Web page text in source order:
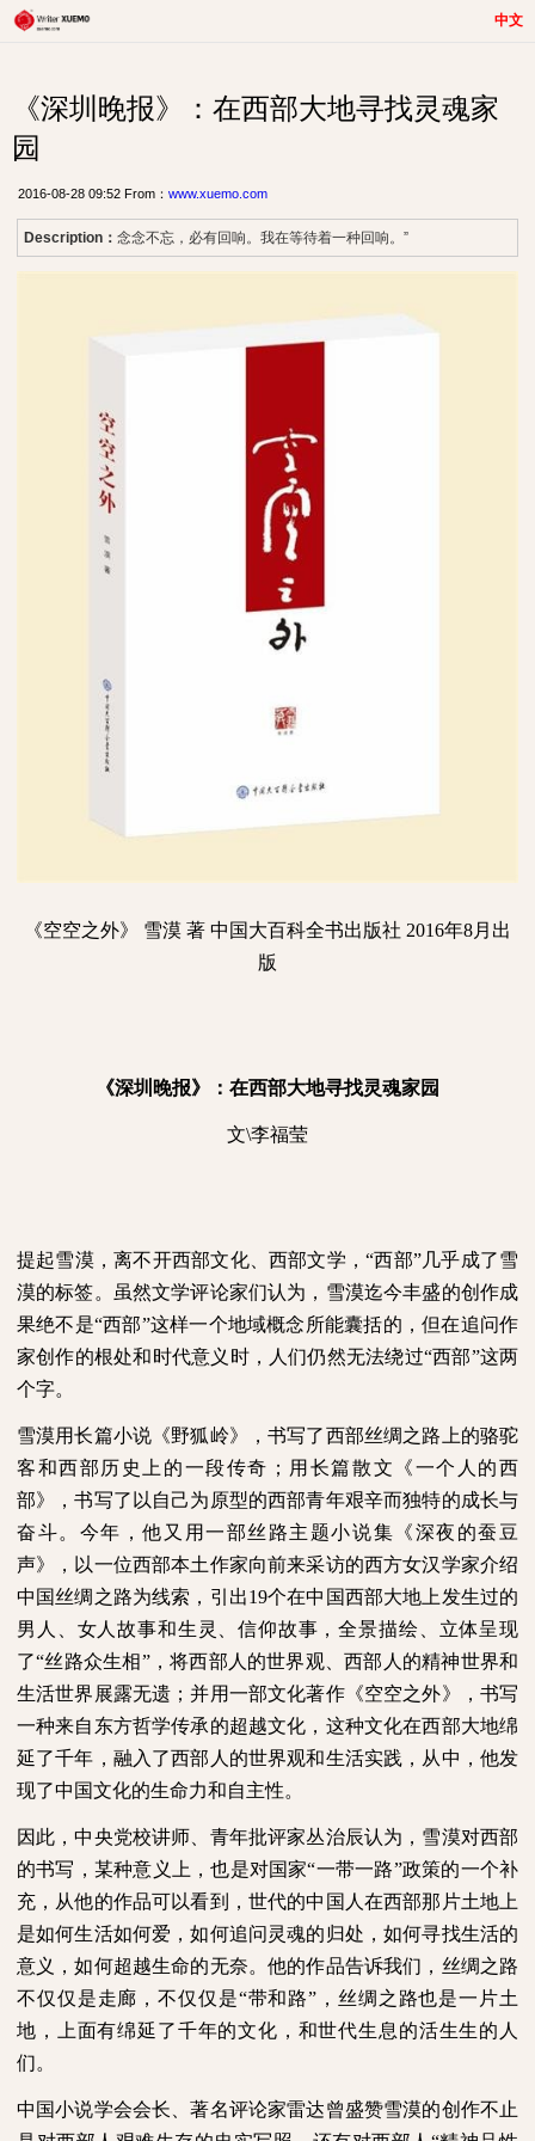
中文
《深圳晚报》：在西部大地寻找灵魂家
园
2016-08-28 09:52 From： www.xuemo.com
Description： 念念不忘，必有回响。我在等待着一种回响。”
《空空之外》 雪漠 著 中国大百科全书出版社 2016年8月出
版
《深圳晚报》：在西部大地寻找灵魂家园
文\李福莹
提起雪漠，离不开西部文化、西部文学，“西部”几乎成了雪
漠的标签。虽然文学评论家们认为，雪漠迄今丰盛的创作成
果绝不是“西部”这样一个地域概念所能囊括的，但在追问作
家创作的根处和时代意义时，人们仍然无法绕过“西部”这两
个字。
雪漠用长篇小说《野狐岭》，书写了西部丝绸之路上的骆驼
客和西部历史上的一段传奇；用长篇散文《一个人的西
部》，书写了以自己为原型的西部青年艰辛而独特的成长与
奋斗。今年，他又用一部丝路主题小说集《深夜的蚕豆
声》，以一位西部本土作家向前来采访的西方女汉学家介绍
中国丝绸之路为线索，引出19个在中国西部大地上发生过的
男人、女人故事和生灵、信仰故事，全景描绘、立体呈现
了“丝路众生相”，将西部人的世界观、西部人的精神世界和
生活世界展露无遗；并用一部文化著作《空空之外》，书写
一种来自东方哲学传承的超越文化，这种文化在西部大地绵
延了千年，融入了西部人的世界观和生活实践，从中，他发
现了中国文化的生命力和自主性。
因此，中央党校讲师、青年批评家丛治辰认为，雪漠对西部
的书写，某种意义上，也是对国家“一带一路”政策的一个补
充，从他的作品可以看到，世代的中国人在西部那片土地上
是如何生活如何爱，如何追问灵魂的归处，如何寻找生活的
意义，如何超越生命的无奈。他的作品告诉我们，丝绸之路
不仅仅是走廊，不仅仅是“带和路”，丝绸之路也是一片土
地，上面有绵延了千年的文化，和世代生息的活生生的人
们。
中国小说学会会长、著名评论家雷达曾盛赞雪漠的创作不止